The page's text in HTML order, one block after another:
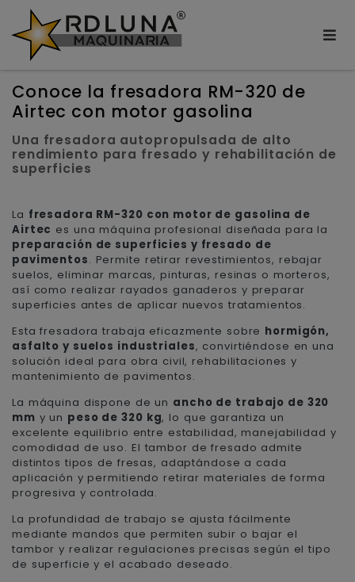
Conoce la fresadora RM-320 de
Airtec con motor gasolina
Una fresadora autopropulsada de alto
rendimiento para fresado y rehabilitación de
superficies
La fresadora RM-320 con motor de gasolina de
Airtec es una máquina profesional diseñada para la
preparación de superficies y fresado de
pavimentos. Permite retirar revestimientos, rebajar
suelos, eliminar marcas, pinturas, resinas o morteros,
así como realizar rayados ganaderos y preparar
superficies antes de aplicar nuevos tratamientos.
Esta fresadora trabaja eficazmente sobre hormigón,
asfalto y suelos industriales, convirtiéndose en una
solución ideal para obra civil, rehabilitaciones y
mantenimiento de pavimentos.
La máquina dispone de un ancho de trabajo de 320
mm y un peso de 320 kg, lo que garantiza un
excelente equilibrio entre estabilidad, manejabilidad y
comodidad de uso. El tambor de fresado admite
distintos tipos de fresas, adaptándose a cada
aplicación y permitiendo retirar materiales de forma
progresiva y controlada.
La profundidad de trabajo se ajusta fácilmente
mediante mandos que permiten subir o bajar el
tambor y realizar regulaciones precisas según el tipo
de superficie y el acabado deseado.